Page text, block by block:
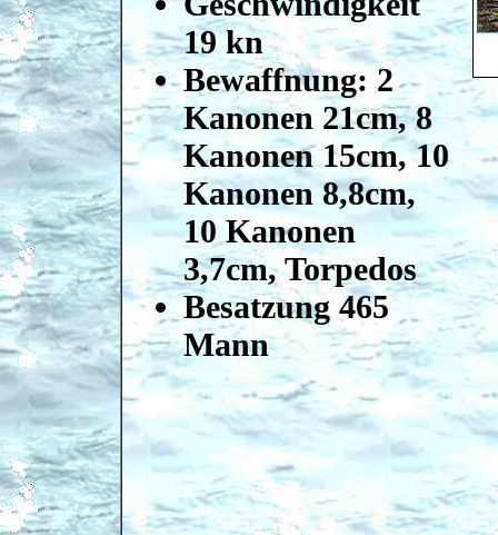
19 kn
Bewaffnung: 2
Kanonen 21cm, 8
Kanonen 15cm, 10
Kanonen 8,8cm,
10 Kanonen
3,7cm, Torpedos
Besatzung 465
Mann